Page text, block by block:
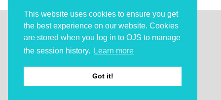
This website uses cookies to ensure you get
the best experience on our website. Cookies
are stored when you log in to OJS to manage
the session history.
Learn more
Got it!
Socialvetenskaplig Tidskrift ges ut av Göteborgs
universitet, i samarbete med
socialt arbete (FORSA).
ISSN: 2003-5624 (digital)